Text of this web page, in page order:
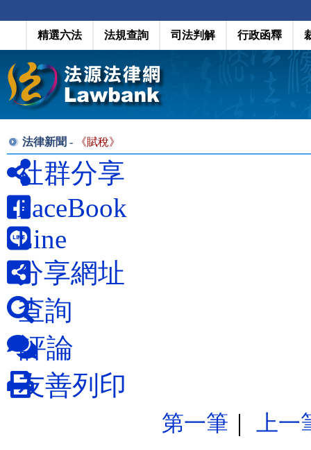
精選六法 法規查詢 司法判解 行政函釋
法律新聞 - 《賦稅》
社群分享
FaceBook
Line
分享網址
查詢
評論
友善列印
第一筆 上一